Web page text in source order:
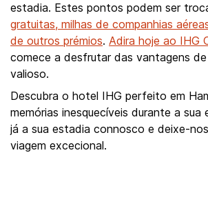
estadia. Estes pontos podem ser
gratuitas, milhas de companhias
de outros prémios. Adira hoje ao IHG
comece a desfrutar das vantagens de
valioso.
Descubra o hotel IHG perfeito em
memórias inesquecíveis durante a sua
já a sua estadia connosco e deixe-
viagem excecional.